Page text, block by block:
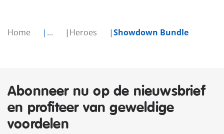
Home ... Heroes Showdown Bundle
Abonneer nu op de nieuwsbrief
en profiteer van geweldige
voordelen